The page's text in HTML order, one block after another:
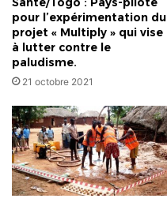
pour l’expérimentation du
projet « Multiply » qui vise
à lutter contre le
paludisme.
21 octobre 2021